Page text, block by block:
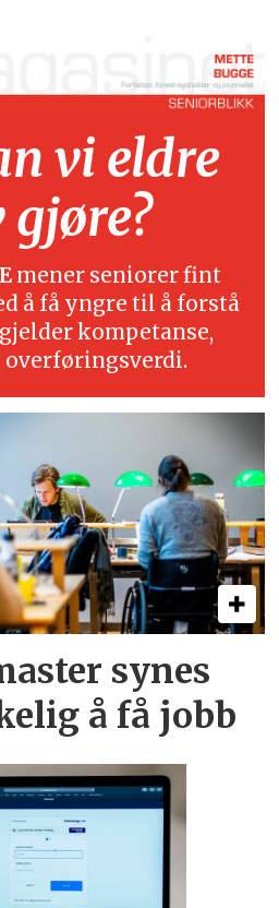
vi eldre
gjøre?
mener seniorer fint
å få yngre til å forstå
kompetanse,
overføringsverdi.
synes
å få jobb